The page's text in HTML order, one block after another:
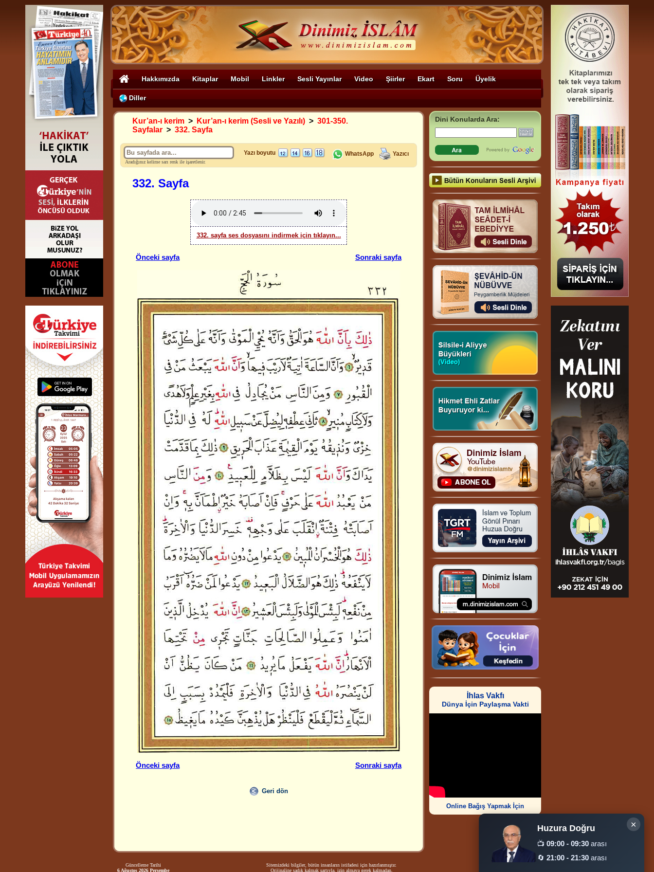
Hakkımızda Kitaplar Mobil Linkler Sesli Yayınlar Video Şiirler Ekart Soru Üyelik
Diller
Kur’an-ı kerim > Kur’an-ı kerim (Sesli ve Yazılı) > 301-350.
Sayfalar > 332. Sayfa
Aradığınız kelime sarı renk ile işaretlenir.
Yazı boyutu WhatsApp Yazıcı
332. Sayfa
332. sayfa ses dosyasını indirmek için tıklayın...
Önceki sayfa Sonraki sayfa
Önceki sayfa Sonraki sayfa
Geri dön
Dini Konularda Ara:
İhlas Vakfı
Dünya İçin Paylaşma Vakti
Online Bağış Yapmak İçin
Güncelleme Tarihi
6 Ağustos 2026 Perşembe
Sitemizdeki bilgiler, bütün insanların istifadesi için hazırlanmıştır.
Orijinaline sadık kalmak şartıyla, izin almaya gerek kalmadan,
×
Huzura Doğru
📺 09:00 - 09:30 arası
🔄 21:00 - 21:30 arası